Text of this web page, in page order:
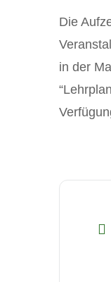
Die
in der